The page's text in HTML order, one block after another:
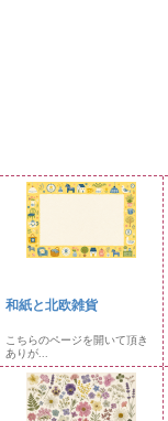
和紙と北欧雑貨
こちらのページを開いて頂き
ありが...